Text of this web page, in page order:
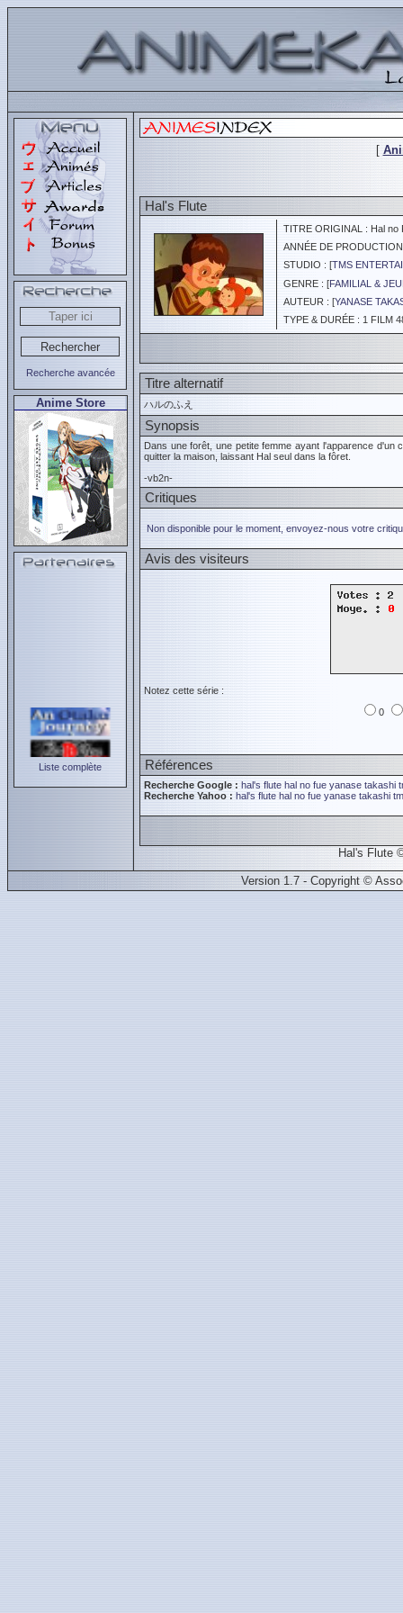
Recherche avancée
Anime Store
Liste complète
[
Hal's Flute
TITRE ORIGINAL : Hal no
ANNÉE DE
STUDIO : [TMS
GENRE : [FAMILIAL &
AUTEUR : [YANASE
TYPE & DURÉE : 1 FILM
Titre alternatif
ハルのふえ
Synopsis
Dans une forêt, une petite femme ayant l'apparence d'un
quitter la maison, laissant Hal seul dans la fôret.
-vb2n-
Critiques
Non disponible pour le moment, envoyez-nous votre
Avis des visiteurs
Notez cette série :
0
Références
Recherche Google : hal's flute hal no fue yanase takashi
Recherche Yahoo : hal's flute hal no fue yanase takashi
Hal's Flute
Version 1.7 - Copyright ©